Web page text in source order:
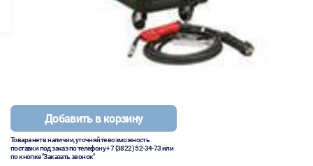
Добавить в корзину
Товара нет в наличии, уточняйте возможность
поставки под заказ по телефону+7 (3822) 52-34-73или
по кнопке "Заказать звонок"